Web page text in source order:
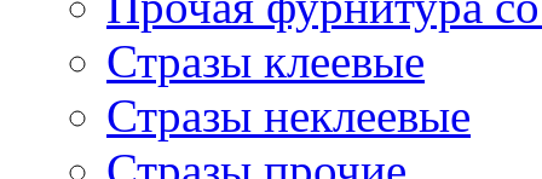
Стразы клеевые
Стразы неклеевые